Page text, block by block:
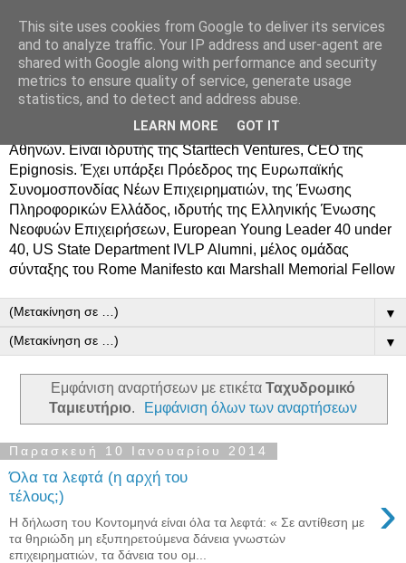
Δημήτρης Τσίγκος
Ο Δημήτρης Τσίγκος γεννήθηκε στον Ασπρόπυργο.
Σπούδασε Επιστήμη Υπολογιστών στο Πανεπιστήμιο
Κρήτης, πήρε MBA από το Οικονομικό Πανεπιστήμιο
Αθηνών. Είναι ιδρυτής της Starttech Ventures, CEO της
Epignosis. Έχει υπάρξει Πρόεδρος της Ευρωπαϊκής
Συνομοσπονδίας Νέων Επιχειρηματιών, της Ένωσης
Πληροφορικών Ελλάδος, ιδρυτής της Ελληνικής Ένωσης
Νεοφυών Επιχειρήσεων, European Young Leader 40 under
40, US State Department IVLP Alumni, μέλος ομάδας
σύνταξης του Rome Manifesto και Marshall Memorial Fellow
▼
▼
Εμφάνιση αναρτήσεων με ετικέτα Ταχυδρομικό
Ταμιευτήριο. Εμφάνιση όλων των αναρτήσεων
Παρασκευή 10 Ιανουαρίου 2014
Όλα τα λεφτά (η αρχή του
τέλους;)
›
H δήλωση του Κοντομηνά είναι όλα τα λεφτά: « Σε αντίθεση με
τα θηριώδη μη εξυπηρετούμενα δάνεια γνωστών
επιχειρηματιών, τα δάνεια του ομ...
This site uses cookies from Google to deliver its services
and to analyze traffic. Your IP address and user-agent are
shared with Google along with performance and security
metrics to ensure quality of service, generate usage
statistics, and to detect and address abuse.
LEARN MORE GOT IT